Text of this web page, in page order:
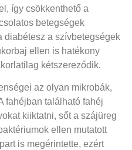
így csökkenthető a
betegségek
diabétesz a szívbetegségek
ellen is hatékony
kétszereződik.
az olyan mikrobák,
fahéjban található fahéj
kiiktatni, sőt a szájüreg
ellen mutatott
is megérintette, ezért